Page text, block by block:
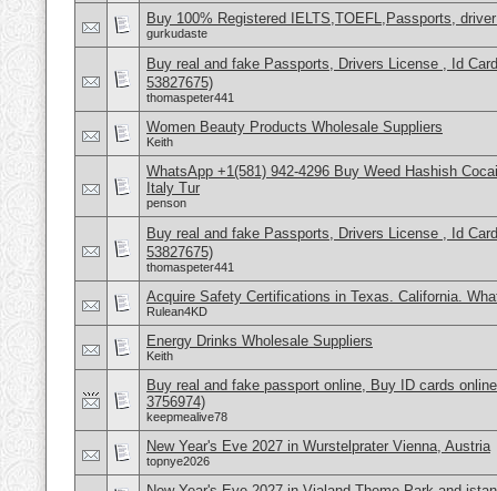
Buy 100% Registered IELTS,TOEFL,Passports,
gurkudaste
Buy real and fake Passports, Drivers License , Id
53827675)
thomaspeter441
Women Beauty Products Wholesale Suppliers
Keith
WhatsApp +1(581) 942-4296 Buy Weed Hashish
Italy Tur
penson
Buy real and fake Passports, Drivers License , Id
53827675)
thomaspeter441
Acquire Safety Certifications in Texas. California.
Rulean4KD
Energy Drinks Wholesale Suppliers
Keith
Buy real and fake passport online, Buy ID cards
3756974)
keepmealive78
New Year's Eve 2027 in Wurstelprater Vienna, Austria
topnye2026